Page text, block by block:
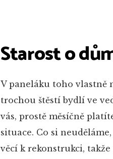
Starost o
V paneláku toho vlastně
trochou štěstí bydlí ve
vás, prostě měsíčně
situace. Co si
věcí k rekonstrukci,